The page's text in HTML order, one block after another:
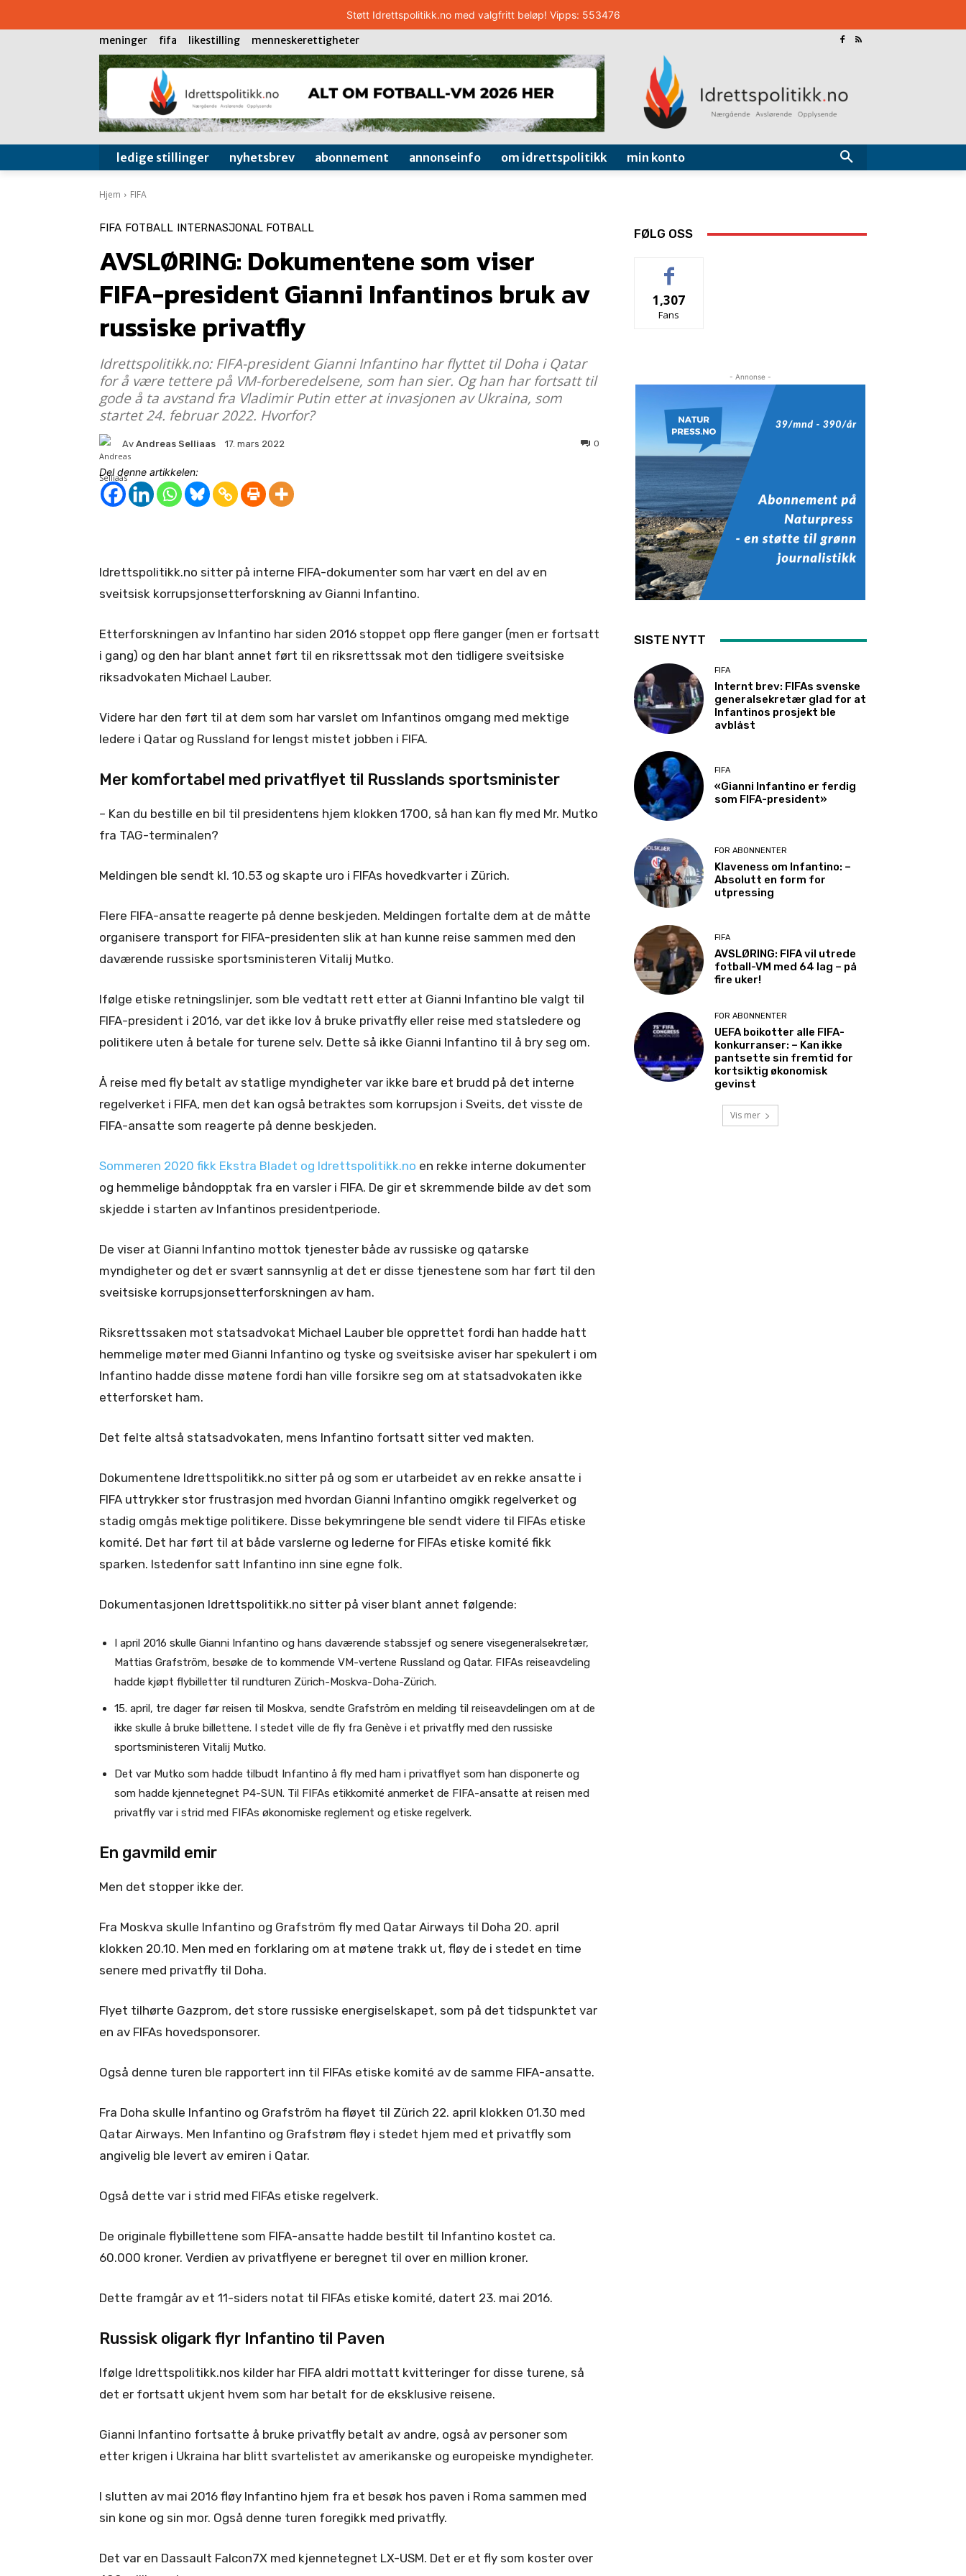
Støtt Idrettspolitikk.no med valgfritt beløp! Vipps: 553476
meninger fifa likestilling menneskerettigheter
ledige stillinger nyhetsbrev abonnement annonseinfo om idrettspolitikk min konto
Hjem FIFA
FIFA FOTBALL INTERNASJONAL FOTBALL
AVSLØRING: Dokumentene som viser
FIFA-president Gianni Infantinos bruk av
russiske privatfly
Idrettspolitikk.no: FIFA-president Gianni Infantino har flyttet til Doha i Qatar
for å være tettere på VM-forberedelsene, som han sier. Og han har fortsatt til
gode å ta avstand fra Vladimir Putin etter at invasjonen av Ukraina, som
startet 24. februar 2022. Hvorfor?
Av Andreas Selliaas 17. mars 2022 0
Del denne artikkelen:
Idrettspolitikk.no sitter på interne FIFA-dokumenter som har vært en del av en
sveitsisk korrupsjonsetterforskning av Gianni Infantino.
Etterforskningen av Infantino har siden 2016 stoppet opp flere ganger (men er fortsatt
i gang) og den har blant annet ført til en riksrettssak mot den tidligere sveitsiske
riksadvokaten Michael Lauber.
Videre har den ført til at dem som har varslet om Infantinos omgang med mektige
ledere i Qatar og Russland for lengst mistet jobben i FIFA.
Mer komfortabel med privatflyet til Russlands sportsminister
– Kan du bestille en bil til presidentens hjem klokken 1700, så han kan fly med Mr. Mutko
fra TAG-terminalen?
Meldingen ble sendt kl. 10.53 og skapte uro i FIFAs hovedkvarter i Zürich.
Flere FIFA-ansatte reagerte på denne beskjeden. Meldingen fortalte dem at de måtte
organisere transport for FIFA-presidenten slik at han kunne reise sammen med den
daværende russiske sportsministeren Vitalij Mutko.
Ifølge etiske retningslinjer, som ble vedtatt rett etter at Gianni Infantino ble valgt til
FIFA-president i 2016, var det ikke lov å bruke privatfly eller reise med statsledere og
politikere uten å betale for turene selv. Dette så ikke Gianni Infantino til å bry seg om.
Å reise med fly betalt av statlige myndigheter var ikke bare et brudd på det interne
regelverket i FIFA, men det kan også betraktes som korrupsjon i Sveits, det visste de
FIFA-ansatte som reagerte på denne beskjeden.
Sommeren 2020 fikk Ekstra Bladet og Idrettspolitikk.no en rekke interne dokumenter
og hemmelige båndopptak fra en varsler i FIFA. De gir et skremmende bilde av det som
skjedde i starten av Infantinos presidentperiode.
De viser at Gianni Infantino mottok tjenester både av russiske og qatarske
myndigheter og det er svært sannsynlig at det er disse tjenestene som har ført til den
sveitsiske korrupsjonsetterforskningen av ham.
Riksrettssaken mot statsadvokat Michael Lauber ble opprettet fordi han hadde hatt
hemmelige møter med Gianni Infantino og tyske og sveitsiske aviser har spekulert i om
Infantino hadde disse møtene fordi han ville forsikre seg om at statsadvokaten ikke
etterforsket ham.
Det felte altså statsadvokaten, mens Infantino fortsatt sitter ved makten.
Dokumentene Idrettspolitikk.no sitter på og som er utarbeidet av en rekke ansatte i
FIFA uttrykker stor frustrasjon med hvordan Gianni Infantino omgikk regelverket og
stadig omgås mektige politikere. Disse bekymringene ble sendt videre til FIFAs etiske
komité. Det har ført til at både varslerne og lederne for FIFAs etiske komité fikk
sparken. Istedenfor satt Infantino inn sine egne folk.
Dokumentasjonen Idrettspolitikk.no sitter på viser blant annet følgende:
I april 2016 skulle Gianni Infantino og hans daværende stabssjef og senere visegeneralsekretær,
Mattias Grafström, besøke de to kommende VM-vertene Russland og Qatar. FIFAs reiseavdeling
hadde kjøpt flybilletter til rundturen Zürich-Moskva-Doha-Zürich.
15. april, tre dager før reisen til Moskva, sendte Grafström en melding til reiseavdelingen om at de
ikke skulle å bruke billettene. I stedet ville de fly fra Genève i et privatfly med den russiske
sportsministeren Vitalij Mutko.
Det var Mutko som hadde tilbudt Infantino å fly med ham i privatflyet som han disponerte og
som hadde kjennetegnet P4-SUN. Til FIFAs etikkomité anmerket de FIFA-ansatte at reisen med
privatfly var i strid med FIFAs økonomiske reglement og etiske regelverk.
En gavmild emir
Men det stopper ikke der.
Fra Moskva skulle Infantino og Grafström fly med Qatar Airways til Doha 20. april
klokken 20.10. Men med en forklaring om at møtene trakk ut, fløy de i stedet en time
senere med privatfly til Doha.
Flyet tilhørte Gazprom, det store russiske energiselskapet, som på det tidspunktet var
en av FIFAs hovedsponsorer.
Også denne turen ble rapportert inn til FIFAs etiske komité av de samme FIFA-ansatte.
Fra Doha skulle Infantino og Grafström ha fløyet til Zürich 22. april klokken 01.30 med
Qatar Airways. Men Infantino og Grafstrøm fløy i stedet hjem med et privatfly som
angivelig ble levert av emiren i Qatar.
Også dette var i strid med FIFAs etiske regelverk.
De originale flybillettene som FIFA-ansatte hadde bestilt til Infantino kostet ca.
60.000 kroner. Verdien av privatflyene er beregnet til over en million kroner.
Dette framgår av et 11-siders notat til FIFAs etiske komité, datert 23. mai 2016.
Russisk oligark flyr Infantino til Paven
Ifølge Idrettspolitikk.nos kilder har FIFA aldri mottatt kvitteringer for disse turene, så
det er fortsatt ukjent hvem som har betalt for de eksklusive reisene.
Gianni Infantino fortsatte å bruke privatfly betalt av andre, også av personer som
etter krigen i Ukraina har blitt svartelistet av amerikanske og europeiske myndigheter.
I slutten av mai 2016 fløy Infantino hjem fra et besøk hos paven i Roma sammen med
sin kone og sin mor. Også denne turen foregikk med privatfly.
Det var en Dassault Falcon7X med kjennetegnet LX-USM. Det er et fly som koster over
FØLG OSS
1,307
Fans
- Annonse -
SISTE NYTT
FIFA
Internt brev: FIFAs svenske
generalsekretær glad for at
Infantinos prosjekt ble
avblåst
FIFA
«Gianni Infantino er ferdig
som FIFA-president»
FOR ABONNENTER
Klaveness om Infantino: –
Absolutt en form for
utpressing
FIFA
AVSLØRING: FIFA vil utrede
fotball-VM med 64 lag – på
fire uker!
FOR ABONNENTER
UEFA boikotter alle FIFA-
konkurranser: – Kan ikke
pantsette sin fremtid for
kortsiktig økonomisk
gevinst
Vis mer